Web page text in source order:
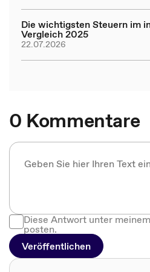
Die wichtigsten Steuern im
Vergleich 2025
22.07.2026
0 Kommentare
Diese Antwort unter
posten.
Veröffentlichen